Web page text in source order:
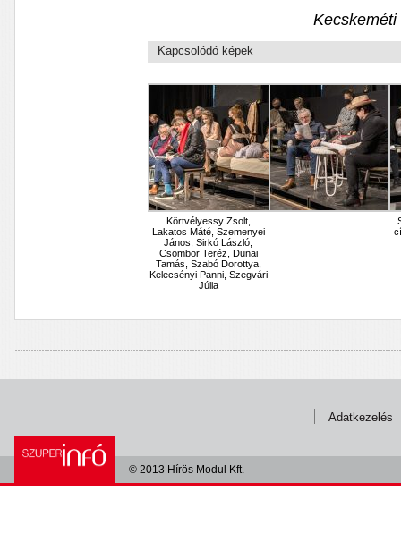
Kapcsolódó képek
Körtvélyessy Zsolt,
Lakatos Máté, Szemenyei
János, Sirkó László,
Csombor Teréz, Dunai
Tamás, Szabó Dorottya,
Kelecsényi Panni, Szegvári
Júlia
Adatkezelés
© 2013 Hírös Modul Kft.